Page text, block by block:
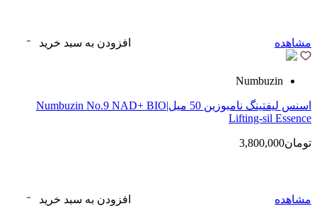
مشاهده افزودن به سبد خرید
Numbuzin
اسنس لیفتینگ نامبوزین 50 میل|Numbuzin No.9 NAD+ BIO
Lifting‑sil Essence
تومان3,800,000
مشاهده افزودن به سبد خرید